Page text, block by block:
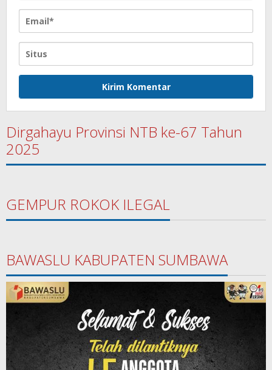
Dirgahayu Provinsi NTB ke-67 Tahun
2025
GEMPUR ROKOK ILEGAL
BAWASLU KABUPATEN SUMBAWA